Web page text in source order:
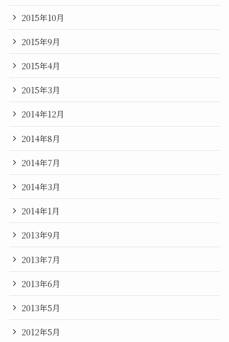
2015年10月
2015年9月
2015年4月
2015年3月
2014年12月
2014年8月
2014年7月
2014年3月
2014年1月
2013年9月
2013年7月
2013年6月
2013年5月
2012年5月